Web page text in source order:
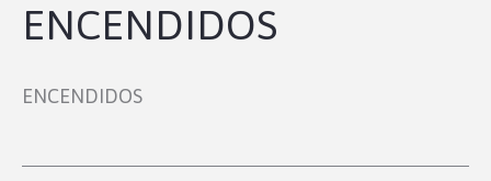
ENCENDIDOS
ENCENDIDOS